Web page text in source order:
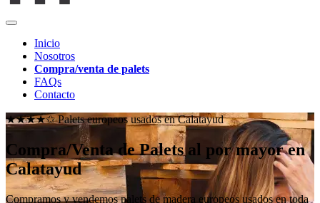
Inicio
Nosotros
Compra/venta de palets
FAQs
Contacto
★★★★✩ Palets europeos usados enCalatayud
Compra/Venta de Palets al por mayor en
Calatayud
Compramos y vendemos palets de madera europeos usados en toda